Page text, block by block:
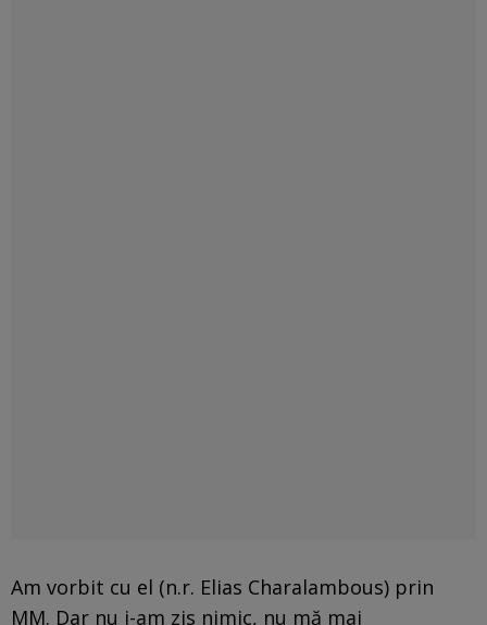
Am vorbit cu el (n.r. Elias Charalambous) prin
MM. Dar nu i-am zis nimic, nu mă mai